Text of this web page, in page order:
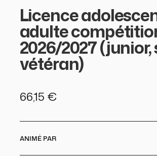
Licence
adulte
2026/2027 (junior,
vétéran)
66,15 €
ANIMÉ PAR